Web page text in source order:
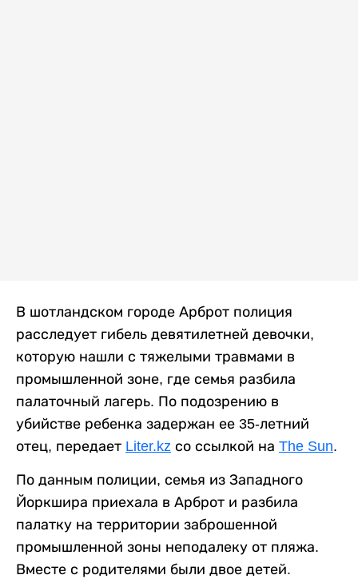
В шотландском городе Арброт полиция
расследует гибель девятилетней девочки,
которую нашли с тяжелыми травмами в
промышленной зоне, где семья разбила
палаточный лагерь. По подозрению в
убийстве ребенка задержан ее 35-летний
отец, передает Liter.kz со ссылкой на The Sun.
По данным полиции, семья из Западного
Йоркшира приехала в Арброт и разбила
палатку на территории заброшенной
промышленной зоны неподалеку от пляжа.
Вместе с родителями были двое детей.